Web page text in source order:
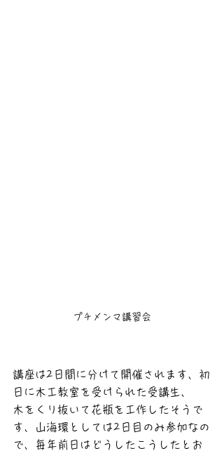
プチメンマ講習会
講座は2日間に分けて開催されます、初
日に木工教室を受けられた受講生、
木をくり抜いて花瓶を工作したそうで
す、山海環としては2日目のみ参加なの
で、毎年前日はどうしたこうしたとお